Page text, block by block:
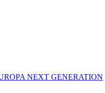
NEXT GENERATION